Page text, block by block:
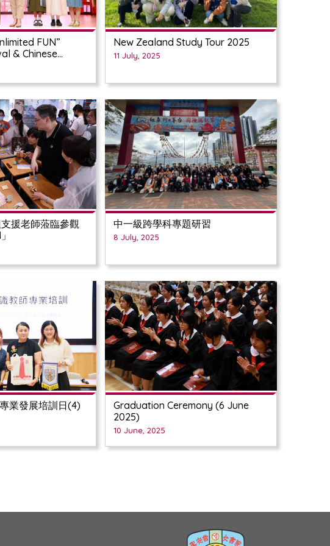
FUN”
New Zealand Study Tour 2025
11 July, 2025
援老師蒞臨參觀
中一級跨學科專題研習
8 July, 2025
業發展培訓日(4)
Graduation Ceremony (6 June
2025)
10 June, 2025